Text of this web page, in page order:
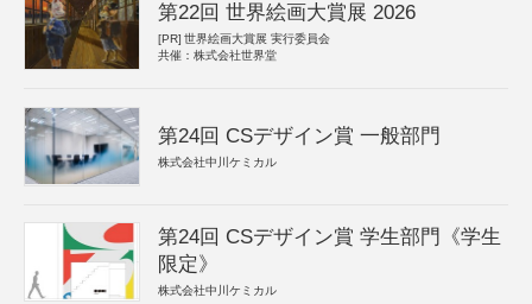
第22回 世界絵画大賞展 2026
[PR] 世界絵画大賞展 実行委員会
共催：株式会社世界堂
第24回 CSデザイン賞 一般部門
株式会社中川ケミカル
第24回 CSデザイン賞 学生部門《学生
限定》
株式会社中川ケミカル